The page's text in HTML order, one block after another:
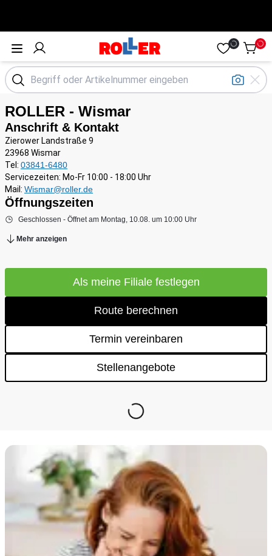
Öffne Menü
ROLLER - Wismar
Anschrift & Kontakt
Zierower Landstraße 9
23968 Wismar
Tel: 03841-6480
Servicezeiten: Mo-Fr 10:00 - 18:00 Uhr
Mail: Wismar@roller.de
Öffnungszeiten
Geschlossen - Öffnet am Montag, 10.08. um 10:00 Uhr
Mehr anzeigen
Als meine Filiale festlegen
Route berechnen
Termin vereinbaren
Stellenangebote